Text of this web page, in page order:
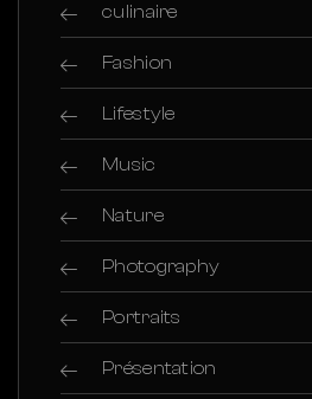
culinaire
Fashion
Lifestyle
Music
Nature
Photography
Portraits
Présentation